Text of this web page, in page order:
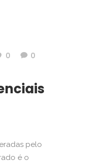
0
0
pelo
é o